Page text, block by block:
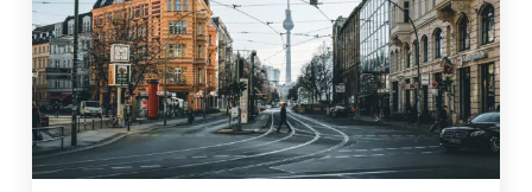
Markt
für
Anlageimmobilien
in
Berlin